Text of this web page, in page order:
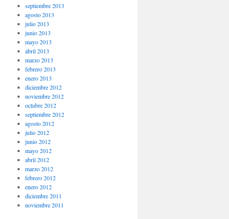
septiembre 2013
agosto 2013
julio 2013
junio 2013
mayo 2013
abril 2013
marzo 2013
febrero 2013
enero 2013
diciembre 2012
noviembre 2012
octubre 2012
septiembre 2012
agosto 2012
julio 2012
junio 2012
mayo 2012
abril 2012
marzo 2012
febrero 2012
enero 2012
diciembre 2011
noviembre 2011